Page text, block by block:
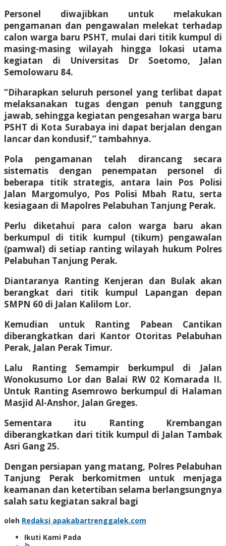
Personel diwajibkan untuk melakukan
pengamanan dan pengawalan melekat terhadap
calon warga baru PSHT, mulai dari titik kumpul di
masing-masing wilayah hingga lokasi utama
kegiatan di Universitas Dr Soetomo, Jalan
Semolowaru 84.
“Diharapkan seluruh personel yang terlibat dapat
melaksanakan tugas dengan penuh tanggung
jawab, sehingga kegiatan pengesahan warga baru
PSHT di Kota Surabaya ini dapat berjalan dengan
lancar dan kondusif,” tambahnya.
Pola pengamanan telah dirancang secara
sistematis dengan penempatan personel di
beberapa titik strategis, antara lain Pos Polisi
Jalan Margomulyo, Pos Polisi Mbah Ratu, serta
kesiagaan di Mapolres Pelabuhan Tanjung Perak.
Perlu diketahui para calon warga baru akan
berkumpul di titik kumpul (tikum) pengawalan
(pamwal) di setiap ranting wilayah hukum Polres
Pelabuhan Tanjung Perak.
Diantaranya Ranting Kenjeran dan Bulak akan
berangkat dari titik kumpul Lapangan depan
SMPN 60 di Jalan Kalilom Lor.
Kemudian untuk Ranting Pabean Cantikan
diberangkatkan dari Kantor Otoritas Pelabuhan
Perak, Jalan Perak Timur.
Lalu Ranting Semampir berkumpul di Jalan
Wonokusumo Lor dan Balai RW 02 Komarada II.
Untuk Ranting Asemrowo berkumpul di Halaman
Masjid Al-Anshor, Jalan Greges.
Sementara itu Ranting Krembangan
diberangkatkan dari titik kumpul di Jalan Tambak
Asri Gang 25.
Dengan persiapan yang matang, Polres Pelabuhan
Tanjung Perak berkomitmen untuk menjaga
keamanan dan ketertiban selama berlangsungnya
salah satu kegiatan sakral bagi
oleh Redaksi apakabartrenggalek.com
Ikuti Kami Pada